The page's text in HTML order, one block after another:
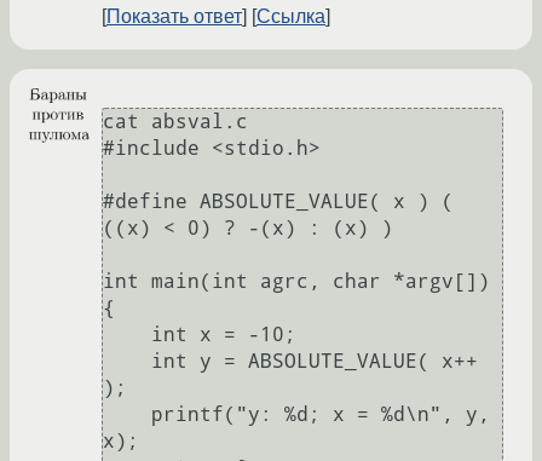
Показать ответ Ссылка
cat absval.c
#include <stdio.h>
#define ABSOLUTE_VALUE( x ) (
((x) < 0) ? -(x) : (x) )
int main(int agrc, char *argv[])
{
);
x);